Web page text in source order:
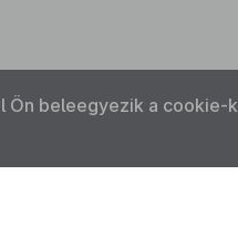
beleegyezik a cookie-